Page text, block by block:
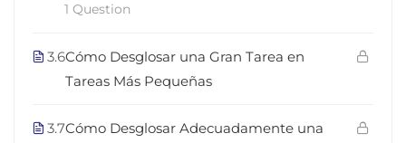
1 Question
3.6Cómo Desglosar una Gran Tarea en
Tareas Más Pequeñas
3.7Cómo Desglosar Adecuadamente una